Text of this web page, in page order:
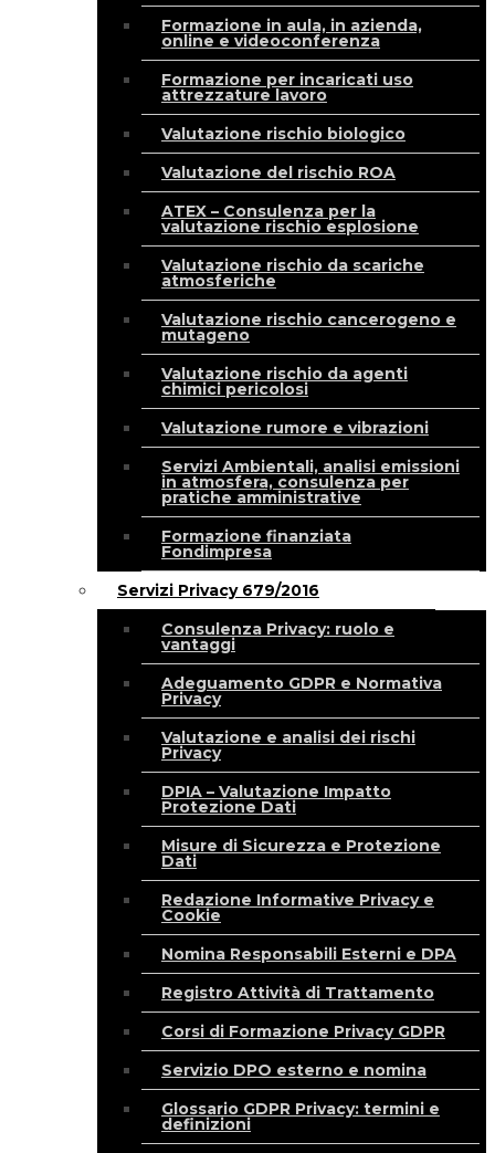
Formazione in aula, in azienda,
online e videoconferenza
Formazione per incaricati uso
attrezzature lavoro
Valutazione rischio biologico
Valutazione del rischio ROA
ATEX – Consulenza per la
valutazione rischio esplosione
Valutazione rischio da scariche
atmosferiche
Valutazione rischio cancerogeno e
mutageno
Valutazione rischio da agenti
chimici pericolosi
Valutazione rumore e vibrazioni
Servizi Ambientali, analisi emissioni
in atmosfera, consulenza per
pratiche amministrative
Formazione finanziata
Fondimpresa
Servizi Privacy 679/2016
Consulenza Privacy: ruolo e
vantaggi
Adeguamento GDPR e Normativa
Privacy
Valutazione e analisi dei rischi
Privacy
DPIA – Valutazione Impatto
Protezione Dati
Misure di Sicurezza e Protezione
Dati
Redazione Informative Privacy e
Cookie
Nomina Responsabili Esterni e DPA
Registro Attività di Trattamento
Corsi di Formazione Privacy GDPR
Servizio DPO esterno e nomina
Glossario GDPR Privacy: termini e
definizioni